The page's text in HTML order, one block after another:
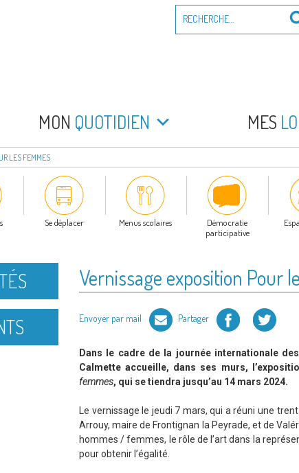
PEYRADE
pour
MON QUOTIDIEN MES
LES FEMMES
Se déplacer Menus scolaires
Démocratie
participative
Vernissage exposition Pour
Envoyer par mail Partager Facebook Twitter
Dans le cadre de la journée internationale
Calmette accueille, dans ses murs,
femmes, qui se tiendra jusqu’au 14 mars 2024.
Le vernissage le jeudi 7 mars, qui a réuni une
Arrouy, maire de Frontignan la Peyrade, et de
hommes / femmes, le rôle de l’art dans la
pour obtenir l’égalité.